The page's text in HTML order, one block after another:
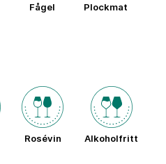
Fågel Plockmat
Rosévin Alkoholfritt